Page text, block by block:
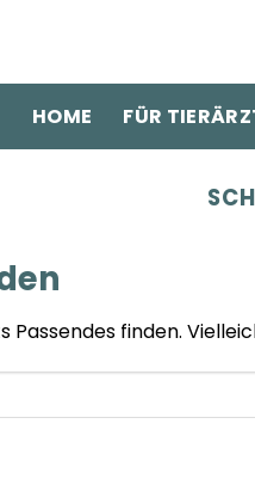
HOME
FÜR
Passendes finden.